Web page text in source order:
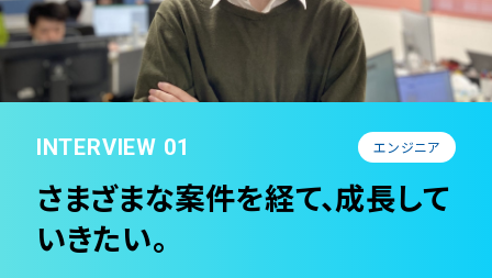
INTERVIEW 01 エンジニア
さまざまな案件を経て、成長して
いきたい。